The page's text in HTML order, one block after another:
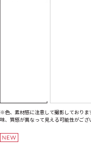
※色、素材感に注意して撮影しておりま
味、質感が異なって見える可能性がござ